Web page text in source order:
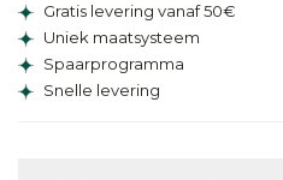
Gratis levering vanaf 50€
Uniek maatsysteem
Spaarprogramma
Snelle levering